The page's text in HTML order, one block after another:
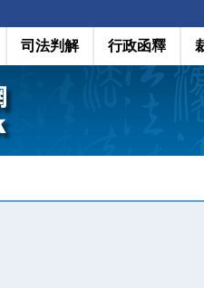
司法判解 行政函釋